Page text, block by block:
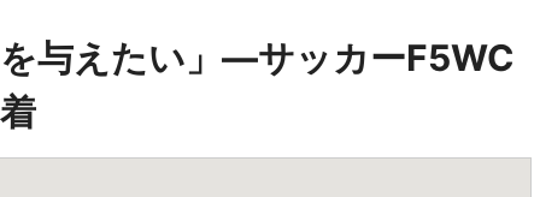
与えたい」―サッカーF5WC